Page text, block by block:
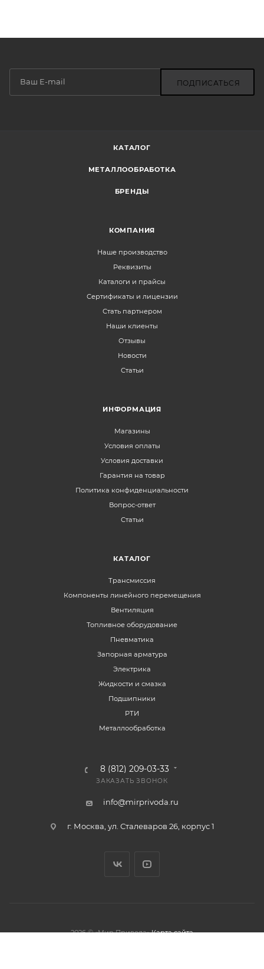
ПОДПИСАТЬСЯ
КАТАЛОГ
МЕТАЛЛООБРАБОТКА
БРЕНДЫ
КОМПАНИЯ
Наше производство
Реквизиты
Каталоги и прайсы
Сертификаты и лицензии
Стать партнером
Наши клиенты
Отзывы
Новости
Статьи
ИНФОРМАЦИЯ
Магазины
Условия оплаты
Условия доставки
Гарантия на товар
Политика конфиденциальности
Вопрос-ответ
Статьи
КАТАЛОГ
Трансмиссия
Компоненты линейного перемещения
Вентиляция
Топливное оборудование
Пневматика
Запорная арматура
Электрика
Жидкости и смазка
Подшипники
РТИ
Металлообработка
8 (812) 209-03-33
ЗАКАЗАТЬ ЗВОНОК
info@mirprivoda.ru
г. Москва, ул. Сталеваров 26, корпус 1
2026 © «Мир Привода» Карта сайта